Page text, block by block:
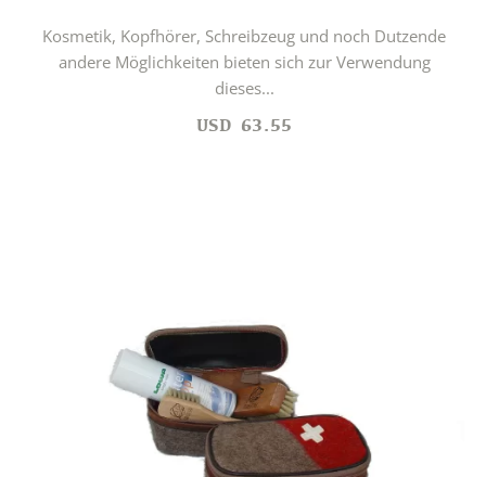
Kosmetik, Kopfhörer, Schreibzeug und noch Dutzende
andere Möglichkeiten bieten sich zur Verwendung
dieses...
USD 63.55